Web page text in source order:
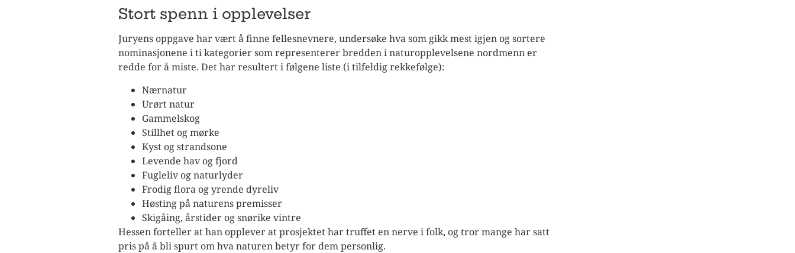
Stort spenn i opplevelser
Juryens oppgave har vært å finne fellesnevnere, undersøke hva som gikk mest igjen og sortere
nominasjonene i ti kategorier som representerer bredden i naturopplevelsene nordmenn er
redde for å miste. Det har resultert i følgene liste (i tilfeldig rekkefølge):
Nærnatur
Urørt natur
Gammelskog
Stillhet og mørke
Kyst og strandsone
Levende hav og fjord
Fugleliv og naturlyder
Frodig flora og yrende dyreliv
Høsting på naturens premisser
Skigåing, årstider og snørike vintre
Hessen forteller at han opplever at prosjektet har truffet en nerve i folk, og tror mange har satt
pris på å bli spurt om hva naturen betyr for dem personlig.